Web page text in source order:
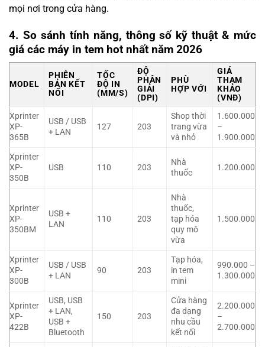
mọi nơi trong cửa hàng.
4. So sánh tính năng, thông số kỹ thuật & mức
giá các máy in tem hot nhất năm 2026
MODEL
PHIÊN
BẢN KẾT
NỐI
TỐC
ĐỘ IN
(MM/S)
ĐỘ
PHÂN
GIẢI
(DPI)
PHÙ
HỢP VỚI
GIÁ
THAM
KHẢO
(VNĐ)
Xprinter
XP-
365B
USB / USB
+ LAN
127 203
Shop thời
trang vừa
và nhỏ
1.600.000
–
1.900.000
Xprinter
XP-
350B
USB 110 203
Nhà
thuốc
1.200.000
Xprinter
XP-
350BM
USB +
LAN
110 203
Nhà
thuốc,
tạp hóa
quy mô
vừa
1.500.000
Xprinter
XP-
300B
USB / USB
+ LAN
90 203
Tạp hóa,
in tem
mini
990.000 –
1.300.000
Xprinter
XP-
422B
USB, USB
+ LAN,
USB +
Bluetooth
150 203
Cửa hàng
đa dạng
nhu cầu
kết nối
2.200.000
–
2.700.000